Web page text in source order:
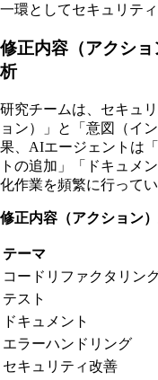
一環としてセキュリテ
修正内容（アクシ
析
研究チームは、セキュ
ョン）」と「意図（イ
果、AIエージェントは
トの追加」「ドキュメ
化作業を頻繁に行って
修正内容（アクション
テーマ
コードリファクタリン
テスト
ドキュメント
エラーハンドリング
セキュリティ改善